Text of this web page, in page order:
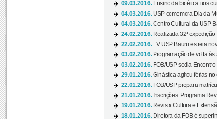
09.03.2016. Ensino da bioética nos
04.03.2016. USP comemora Dia da
04.03.2016.Centro Cultural da USP
24.02.2016. Realizada 32ª
22.02.2016.TV USP Bauru estreia
03.02.2016. Programação de volta às
03.02.2016. FOB/USP sedia
29.01.2016.Ginástica agitou férias no
22.01.2016. FOB/USP prepara
21.01.2016. Inscrições: Programa
19.01.2016. Revista Cultura e
18.01.2016. Diretora da FOB é